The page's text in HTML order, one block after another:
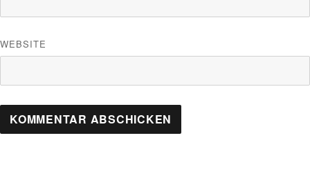
WEBSITE